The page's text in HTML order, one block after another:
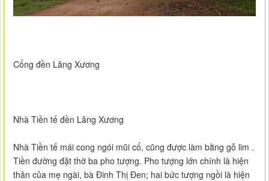
Cổng đền Lăng Xương
Nhà Tiền tế đền Lăng Xương
Nhà Tiền tế mái cong ngói mũi cổ, cũng được làm bằng gỗ lim .
Tiền đường đặt thờ ba pho tượng. Pho tượng lớn chính là hiện
thân của mẹ ngài, bà Đinh Thị Đen; hai bức tượng ngồi là hiện